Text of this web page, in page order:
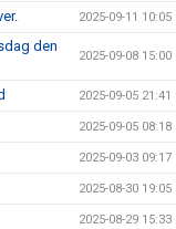
2025-09-11 10:05
den
2025-09-08 15:00
2025-09-05 21:41
2025-09-05 08:18
2025-09-03 09:17
2025-08-30 19:05
2025-08-29 15:33